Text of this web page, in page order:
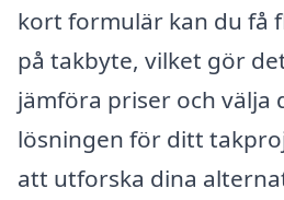
kort formulär kan du få
på takbyte, vilket gör
jämföra priser och välja
lösningen för ditt
att utforska dina